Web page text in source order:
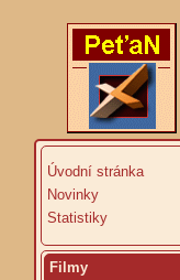
Úvodní stránka
Novinky
Statistiky
Filmy